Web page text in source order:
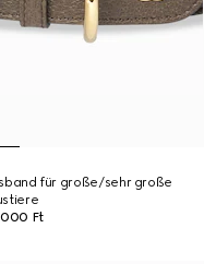
für große/sehr große
000 Ft